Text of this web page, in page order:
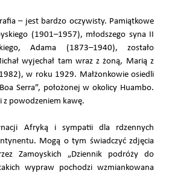
– jest bardzo oczywisty. Pamiątkowe
(1901–1957), młodszego syna II
Adama (1873–1940), zostało
wyjechał tam wraz z żoną, Marią z
w roku 1929. Małżonkowie osiedli
Serra”, położonej w okolicy Huambo.
z powodzeniem kawę.
Afryką i sympatii dla rdzennych
Mogą o tym świadczyć zdjęcia
Zamoyskich „Dziennik podróży do
wypraw pochodzi wzmiankowana